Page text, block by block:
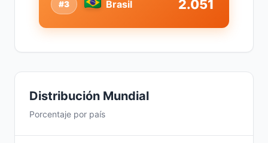
#3 Brasil 2.051
Distribución Mundial
Porcentaje por país